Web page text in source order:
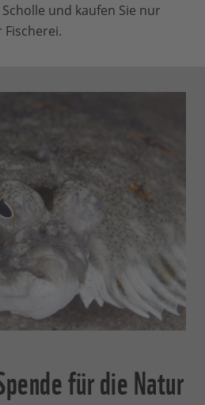
und kaufen Sie nur
Fischerei.
für die Natur